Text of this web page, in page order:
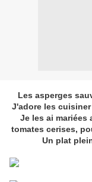
Les asperges
J'adore les
Je les ai mariées
tomates cerises,
Un plat